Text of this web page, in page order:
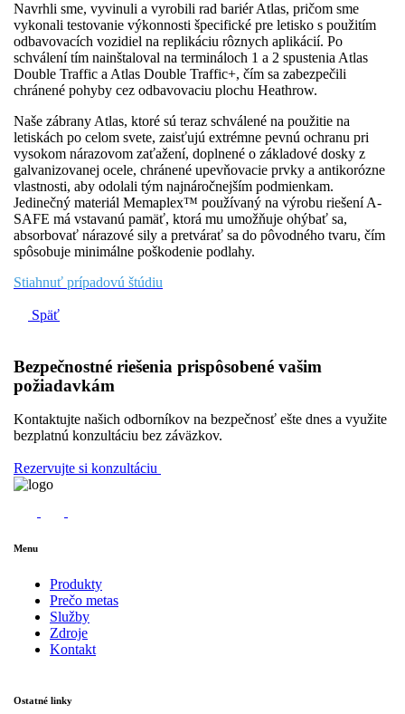
Navrhli sme, vyvinuli a vyrobili rad bariér Atlas, pričom sme
vykonali testovanie výkonnosti špecifické pre letisko s použitím
odbavovacích vozidiel na replikáciu rôznych aplikácií. Po
schválení tím nainštaloval na termináloch 1 a 2 spustenia Atlas
Double Traffic a Atlas Double Traffic+, čím sa zabezpečili
chránené pohyby cez odbavovaciu plochu Heathrow.
Naše zábrany Atlas, ktoré sú teraz schválené na použitie na
letiskách po celom svete, zaisťujú extrémne pevnú ochranu pri
vysokom nárazovom zaťažení, doplnené o základové dosky z
galvanizovanej ocele, chránené upevňovacie prvky a antikorózne
vlastnosti, aby odolali tým najnáročnejším podmienkam.
Jedinečný materiál Memaplex™ používaný na výrobu riešení A-
SAFE má vstavanú pamäť, ktorá mu umožňuje ohýbať sa,
absorbovať nárazové sily a pretvárať sa do pôvodného tvaru, čím
spôsobuje minimálne poškodenie podlahy.
Stiahnuť prípadovú štúdiu
Späť
Bezpečnostné riešenia prispôsobené vašim
požiadavkám
Kontaktujte našich odborníkov na bezpečnosť ešte dnes a využite
bezplatnú konzultáciu bez záväzkov.
Rezervujte si konzultáciu
Menu
Produkty
Prečo metas
Služby
Zdroje
Kontakt
Ostatné linky